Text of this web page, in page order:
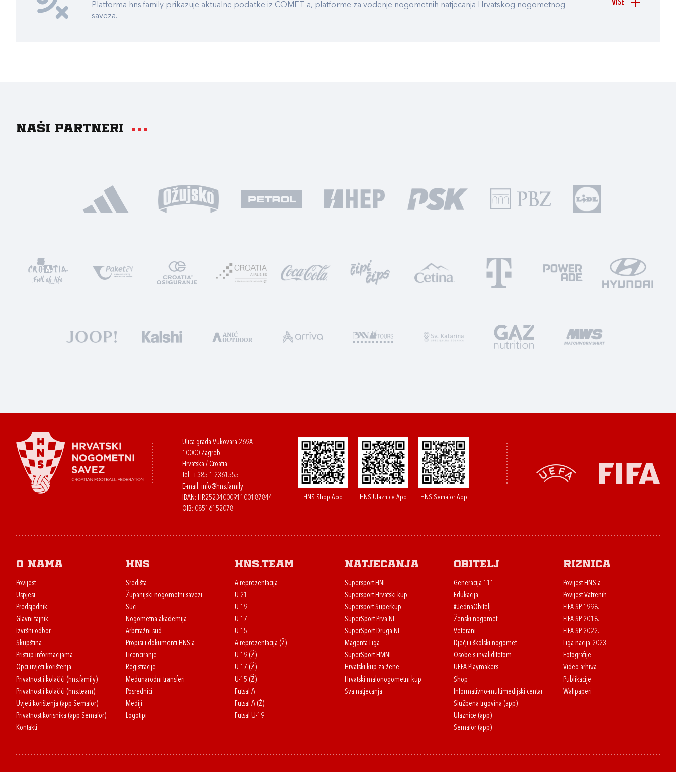
VIŠE
Platforma hns.family prikazuje aktualne podatke iz COMET-a, platforme za vođenje nogometnih natjecanja Hrvatskog nogometnog
saveza.
Naši partneri
Ulica grada Vukovara 269A
10000 Zagreb
Hrvatska / Croatia
Tel: +385 1 2361555
E-mail: info@hns.family
IBAN: HR2523400091100187844
OIB: 08516152078
HNS Shop App HNS Ulaznice App HNS Semafor App
O nama
Povijest
Uspjesi
Predsjednik
Glavni tajnik
Izvršni odbor
Skupština
Pristup informacijama
Opći uvjeti korištenja
Privatnost i kolačići (hns.family)
Privatnost i kolačići (hns.team)
Uvjeti korištenja (app Semafor)
Privatnost korisnika (app Semafor)
Kontakti
HNS
Središta
Županijski nogometni savezi
Suci
Nogometna akademija
Arbitražni sud
Propisi i dokumenti HNS-a
Licenciranje
Registracije
Međunarodni transferi
Posrednici
Mediji
Logotipi
HNS.team
A reprezentacija
U-21
U-19
U-17
U-15
A reprezentacija (Ž)
U-19 (Ž)
U-17 (Ž)
U-15 (Ž)
Futsal A
Futsal A (Ž)
Futsal U-19
Natjecanja
Supersport HNL
Supersport Hrvatski kup
Supersport Superkup
SuperSport Prva NL
SuperSport Druga NL
Magenta Liga
SuperSport HMNL
Hrvatski kup za žene
Hrvatski malonogometni kup
Sva natjecanja
Obitelj
Generacija 111
Edukacija
#JednaObitelj
Ženski nogomet
Veterani
Dječji i školski nogomet
Osobe s invaliditetom
UEFA Playmakers
Shop
Informativno-multimedijski centar
Službena trgovina (app)
Ulaznice (app)
Semafor (app)
Riznica
Povijest HNS-a
Povijest Vatrenih
FIFA SP 1998.
FIFA SP 2018.
FIFA SP 2022.
Liga nacija 2023.
Fotografije
Video arhiva
Publikacije
Wallpaperi